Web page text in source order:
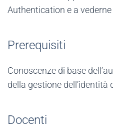
Authentication e a
Prerequisiti
Conoscenze di base
della gestione dell’identità
Docenti